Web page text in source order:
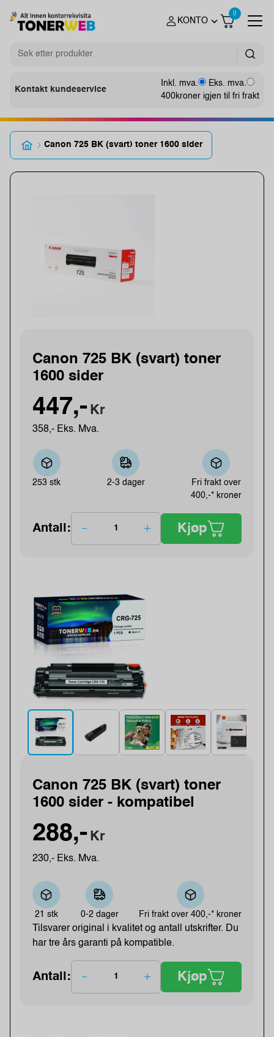
KONTO
0
Kontakt kundeservice
Inkl. mva.
Eks. mva.
400kroner igjen til fri frakt
Canon 725 BK (svart) toner 1600 sider
Canon 725 BK (svart) toner
1600 sider
447,- Kr
358,- Eks. Mva.
253 stk 2-3 dager
Fri frakt over
400,-* kroner
Antall: Kjøp
Canon 725 BK (svart) toner
1600 sider - kompatibel
288,- Kr
230,- Eks. Mva.
21 stk 0-2 dager Fri frakt over 400,-* kroner
Tilsvarer original i kvalitet og antall utskrifter. Du
har tre års garanti på kompatible.
Antall: Kjøp